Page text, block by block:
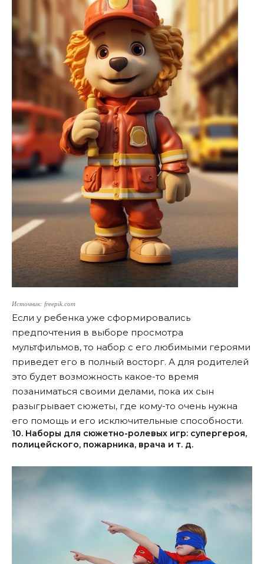
Источник: freepik.com
Если у ребенка уже сформировались
предпочтения в выборе просмотра
мультфильмов, то набор с его любимыми героями
приведет его в полный восторг. А для родителей
это будет возможность какое-то время
позаниматься своими делами, пока их сын
разыгрывает сюжеты, где кому-то очень нужна
его помощь и его исключительные способности.
10. Наборы для сюжетно-ролевых игр: супергероя,
полицейского, пожарника, врача и т. д.